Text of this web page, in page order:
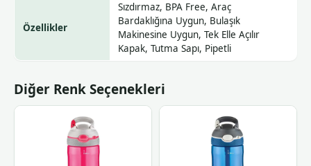
Özellikler
Sızdırmaz, BPA Free, Araç
Bardaklığına Uygun, Bulaşık
Makinesine Uygun, Tek Elle Açılır
Kapak, Tutma Sapı, Pipetli
Diğer Renk Seçenekleri